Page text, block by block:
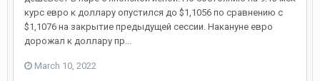
курс евро к доллару опустился до $1,1056 по сравнению с
$1,1076 на закрытие предыдущей сессии. Накануне евро
дорожал к доллару пр...
March 10, 2022